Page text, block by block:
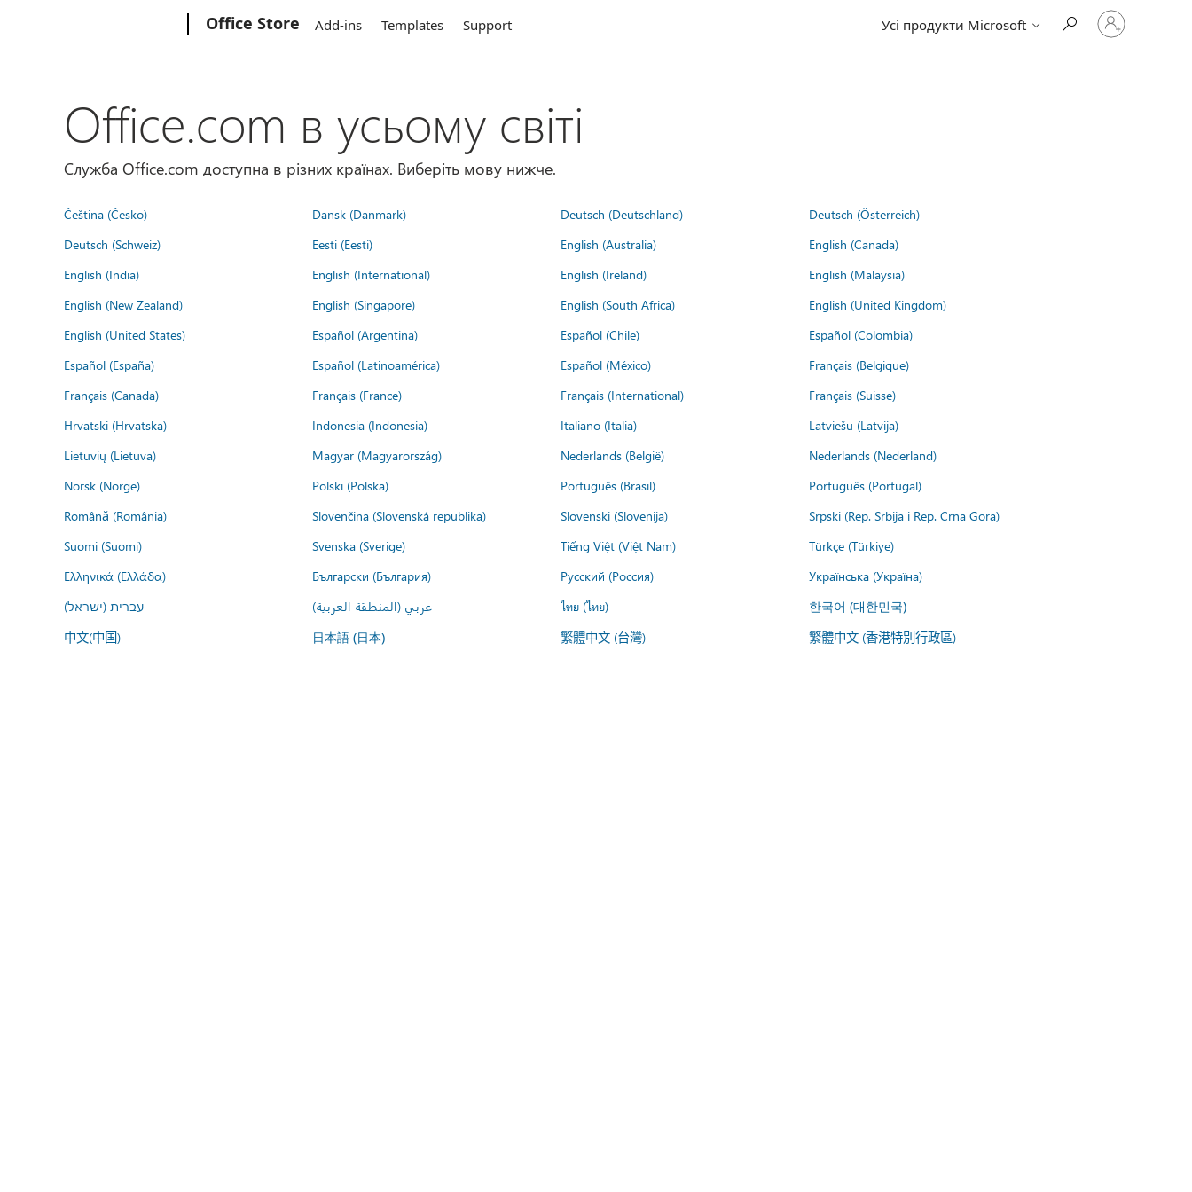
Office Store Add-ins Templates Support Усі продукти Microsoft
Увійдіть
свій
Office.com в усьому світі
Служба Office.com доступна в різних країнах. Виберіть мову нижче.
Čeština (Česko) Dansk (Danmark) Deutsch (Deutschland)
Deutsch (Österreich)
Deutsch (Schweiz)
Eesti (Eesti) English (Australia)
English (Canada)
English (India)
English (International) English (Ireland)
English (Malaysia)
English (New Zealand)
English (Singapore) English (South Africa)
English (United Kingdom)
English (United States)
Español (Argentina) Español (Chile)
Español (Colombia)
Español (España)
Español (Latinoamérica) Español (México)
Français (Belgique)
Français (Canada)
Français (France) Français (International)
Français (Suisse)
Hrvatski (Hrvatska)
Indonesia (Indonesia) Italiano (Italia)
Latviešu (Latvija)
Lietuvių (Lietuva)
Magyar (Magyarország) Nederlands (België)
Nederlands (Nederland)
Norsk (Norge)
Polski (Polska) Português (Brasil)
Português (Portugal)
Română (România)
Slovenčina (Slovenská republika) Slovenski (Slovenija)
Srpski (Rep. Srbija i Rep. Crna Gora)
Suomi (Suomi)
Svenska (Sverige) Tiếng Việt (Việt Nam)
Türkçe (Türkiye)
Ελληνικά (Ελλάδα)
Български (България) Русский (Россия)
Українська (Україна)
עברית (ישראל)
عربي (المنطقة العربية) ไทย (ไทย) 한국어 (대한민국)
中文(中国) 日本語 (日本) 繁體中文 (台灣) 繁體中文 (香港特別行政區)